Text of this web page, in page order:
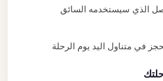
الذي سيستخدمه السائق
في متناول اليد يوم الرحلة